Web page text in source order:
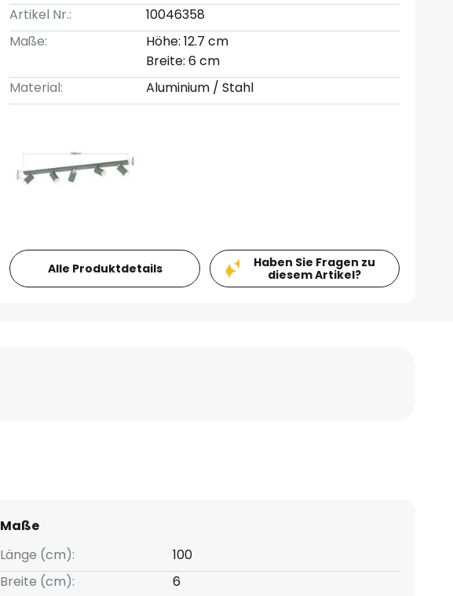
Artikel Nr.:
10046358
Maße:
Höhe: 12.7 cm
Breite: 6 cm
Material:
Aluminium / Stahl
Alle Produktdetails
Haben Sie Fragen zu
diesem Artikel?
Maße
Länge (cm):
100
Breite (cm):
6